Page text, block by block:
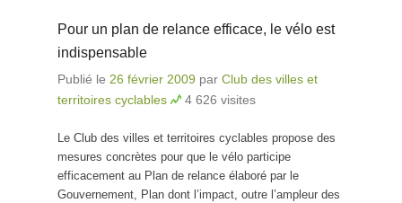
Pour un plan de relance efficace, le vélo est
indispensable
Publié le 26 février 2009 par Club des villes et
territoires cyclables
4 626 visites
Le Club des villes et territoires cyclables propose des
mesures concrètes pour que le vélo participe
efficacement au Plan de relance élaboré par le
Gouvernement, Plan dont l’impact, outre l’ampleur des